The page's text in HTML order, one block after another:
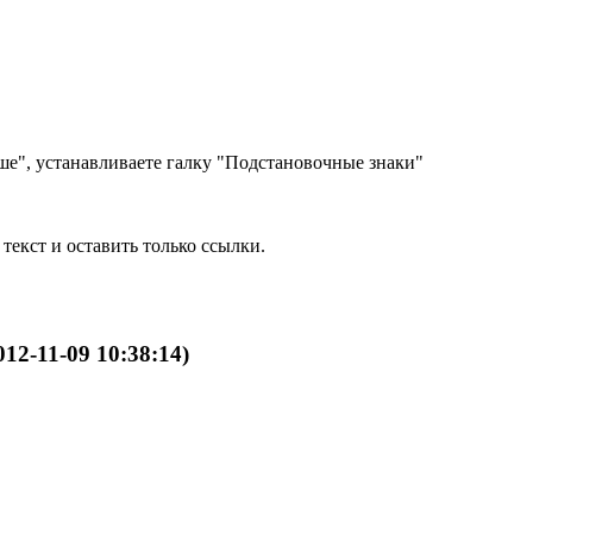
устанавливаете галку "Подстановочные знаки"
и оставить только ссылки.
11-09 10:38:14)